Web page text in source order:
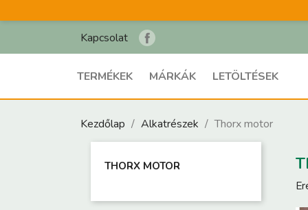
Kapcsolat
TERMÉKEK MÁRKÁK LETÖLTÉSEK
Kezdőlap Alkatrészek Thorx motor
THORX MOTOR